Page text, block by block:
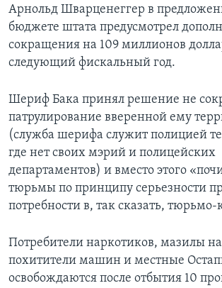
Арнольд Шварценеггер в
бюджете штата предусмотрел
сокращения на 109 миллионов
следующий фискальный год.
Шериф Бака принял решение не
патрулирование вверенной ему
(служба шерифа служит полицией
где нет своих мэрий и полицейских
департаментов) и вместо этого
тюрьмы по принципу серьезности
потребности в, так сказать, тюрьмо-
Потребители наркотиков, мазилы
похитители машин и местные
освобождаются после отбытия 10